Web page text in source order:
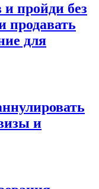
и пройди без
продавать
для
и